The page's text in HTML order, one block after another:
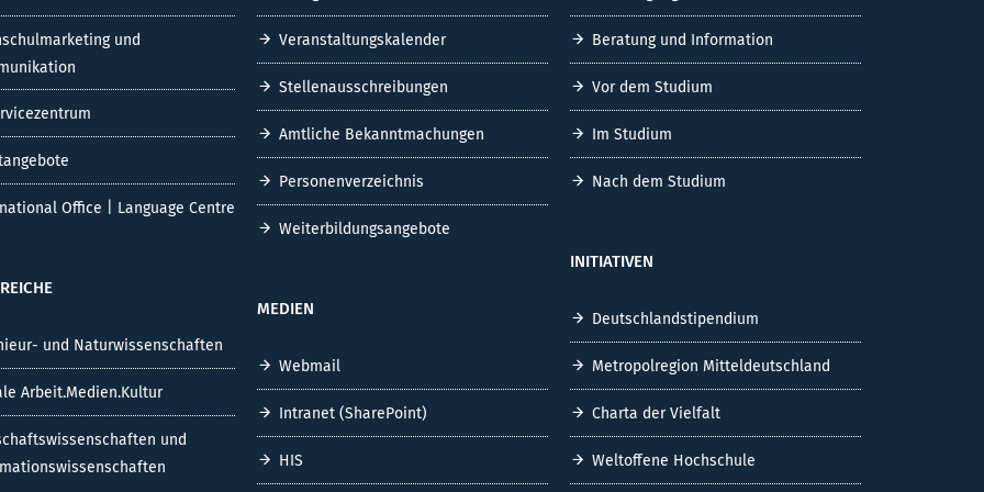
und
Office | Language Centre
und Naturwissenschaften
Arbeit.Medien.Kultur
und
Veranstaltungskalender
Stellenausschreibungen
Amtliche Bekanntmachungen
Personenverzeichnis
Weiterbildungsangebote
MEDIEN
Webmail
Intranet (SharePoint)
HIS
Beratung und Information
Vor dem Studium
Im Studium
Nach dem Studium
INITIATIVEN
Deutschlandstipendium
Metropolregion Mitteldeutschland
Charta der Vielfalt
Weltoffene Hochschule